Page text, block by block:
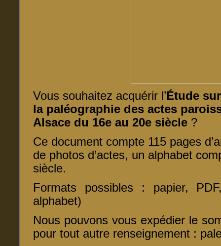
Vous souhaitez acquérir l’Étude
la paléographie des actes
Alsace du 16e au 20e siècle ?
Ce document compte 115 pages
de photos d’actes, un alphabet
siècle.
Formats possibles : papier,
alphabet)
Nous pouvons vous expédier le
pour tout autre renseignement :